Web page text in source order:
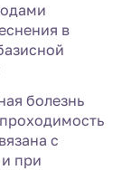
в
болезнь
с
при